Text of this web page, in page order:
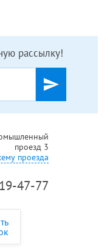
рассылку!
проезд 3
проезда
47-77